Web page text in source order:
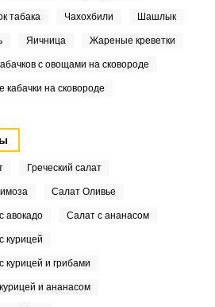
табака Чахохбили Шашлык
Яичница Жареные креветки
с овощами на сковороде
на сковороде
Греческий салат
Салат Оливье
авокадо Салат с ананасом
курицей
курицей и грибами
и ананасом